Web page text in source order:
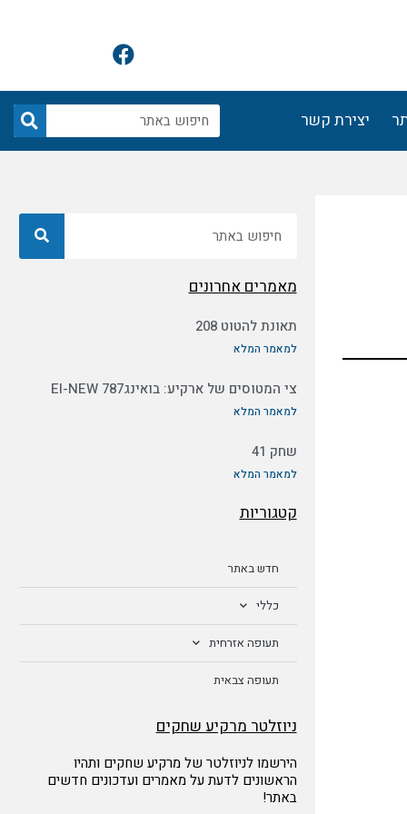
F
a
c
e
b
o
יצירת קשר חיפוש
מאמרים אחרונים
תאונת להטוט 208
למאמר המלא
צי המטוסים של ארקיע: בואינג787 EI-NEW
למאמר המלא
שחק 41
למאמר המלא
קטגוריות
חדש באתר
כללי
תעופה אזרחית
תעופה צבאית
ניוזלטר מרקיע שחקים
הירשמו לניוזלטר של מרקיע שחקים ותהיו
הראשונים לדעת על מאמרים ועדכונים חדשים
באתר!